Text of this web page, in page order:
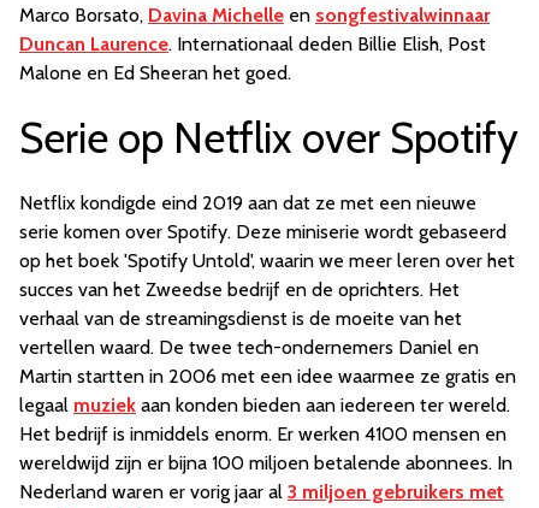
Marco Borsato, Davina Michelle en songfestivalwinnaar
Duncan Laurence. Internationaal deden Billie Elish, Post
Malone en Ed Sheeran het goed.
Serie op Netflix over Spotify
Netflix kondigde eind 2019 aan dat ze met een nieuwe
serie komen over Spotify. Deze miniserie wordt gebaseerd
op het boek 'Spotify Untold', waarin we meer leren over het
succes van het Zweedse bedrijf en de oprichters. Het
verhaal van de streamingsdienst is de moeite van het
vertellen waard. De twee tech-ondernemers Daniel en
Martin startten in 2006 met een idee waarmee ze gratis en
legaal muziek aan konden bieden aan iedereen ter wereld.
Het bedrijf is inmiddels enorm. Er werken 4100 mensen en
wereldwijd zijn er bijna 100 miljoen betalende abonnees. In
Nederland waren er vorig jaar al 3 miljoen gebruikers met